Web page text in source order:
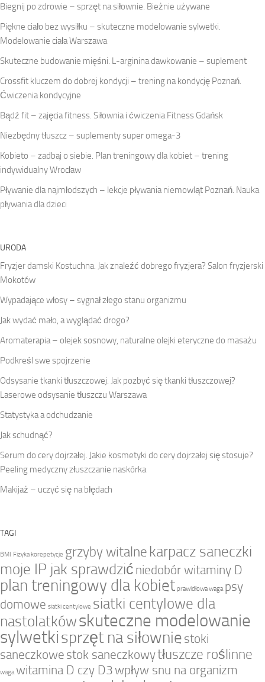
Biegnij po zdrowie – sprzęt na siłownie. Bieżnie używane
Piękne ciało bez wysiłku – skuteczne modelowanie sylwetki.
Modelowanie ciała Warszawa
Skuteczne budowanie mięśni. L-arginina dawkowanie – suplement
Crossfit kluczem do dobrej kondycji – trening na kondycję Poznań.
Ćwiczenia kondycyjne
Bądź fit – zajęcia fitness. Siłownia i ćwiczenia Fitness Gdańsk
Niezbędny tłuszcz – suplementy super omega-3
Kobieto – zadbaj o siebie. Plan treningowy dla kobiet – trening
indywidualny Wrocław
Pływanie dla najmłodszych – lekcje pływania niemowląt Poznań. Nauka
pływania dla dzieci
URODA
Fryzjer damski Kostuchna. Jak znaleźć dobrego fryzjera? Salon fryzjerski
Mokotów
Wypadające włosy – sygnał złego stanu organizmu
Jak wydać mało, a wyglądać drogo?
Aromaterapia – olejek sosnowy, naturalne olejki eteryczne do masażu
Podkreśl swe spojrzenie
Odsysanie tkanki tłuszczowej. Jak pozbyć się tkanki tłuszczowej?
Laserowe odsysanie tłuszczu Warszawa
Statystyka a odchudzanie
Jak schudnąć?
Serum do cery dojrzałej. Jakie kosmetyki do cery dojrzałej się stosuje?
Peeling medyczny złuszczanie naskórka
Makijaż – uczyć się na błędach
TAGI
BMI Fizyka korepetycje grzyby witalne karpacz saneczki
moje IP jak sprawdzić niedobór witaminy D
plan treningowy dla kobiet prawidłowa waga psy
domowe siatki centylowe siatki centylowe dla
nastolatkówskuteczne modelowanie
sylwetkisprzęt na siłownie stoki
saneczkowe stok saneczkowytłuszcze roślinne
waga witamina D czy D3wpływ snu na organizm